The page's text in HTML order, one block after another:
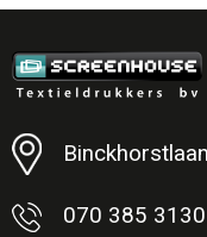
Minimale
070 385 3130